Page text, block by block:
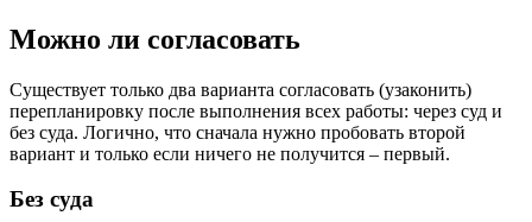
Можно ли согласовать
Существует только два варианта согласовать (узаконить)
перепланировку после выполнения всех работы: через суд и
без суда. Логично, что сначала нужно пробовать второй
вариант и только если ничего не получится – первый.
Без суда